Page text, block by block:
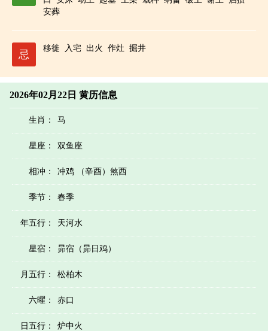
安葬
忌
移徙 入宅 出火 作灶 掘井
2026年02月22日 黄历信息
生肖： 马
星座： 双鱼座
相冲： 冲鸡 （辛酉）煞西
季节： 春季
年五行： 天河水
星宿： 昴宿（昴日鸡）
月五行： 松柏木
六曜： 赤口
日五行： 炉中火